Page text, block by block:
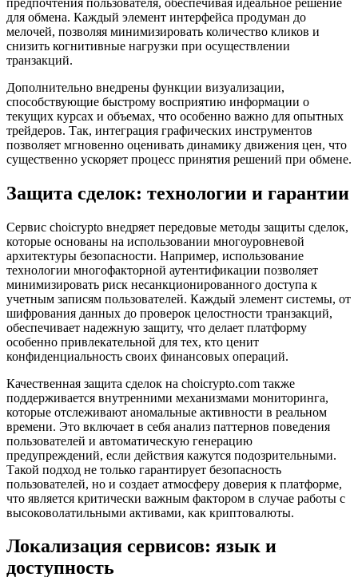
для обмена. Каждый элемент интерфейса продуман до
мелочей, позволяя минимизировать количество кликов и
снизить когнитивные нагрузки при осуществлении
транзакций.
Дополнительно внедрены функции визуализации,
способствующие быстрому восприятию информации о
текущих курсах и объемах, что особенно важно для опытных
трейдеров. Так, интеграция графических инструментов
позволяет мгновенно оценивать динамику движения цен, что
существенно ускоряет процесс принятия решений при обмене.
Защита сделок: технологии и гарантии
Сервис choicrypto внедряет передовые методы защиты сделок,
которые основаны на использовании многоуровневой
архитектуры безопасности. Например, использование
технологии многофакторной аутентификации позволяет
минимизировать риск несанкционированного доступа к
учетным записям пользователей. Каждый элемент системы, от
шифрования данных до проверок целостности транзакций,
обеспечивает надежную защиту, что делает платформу
особенно привлекательной для тех, кто ценит
конфиденциальность своих финансовых операций.
Качественная защита сделок на choicrypto.com также
поддерживается внутренними механизмами мониторинга,
которые отслеживают аномальные активности в реальном
времени. Это включает в себя анализ паттернов поведения
пользователей и автоматическую генерацию
предупреждений, если действия кажутся подозрительными.
Такой подход не только гарантирует безопасность
пользователей, но и создает атмосферу доверия к платформе,
что является критически важным фактором в случае работы с
высоковолатильными активами, как криптовалюты.
Локализация сервисов: язык и
доступность